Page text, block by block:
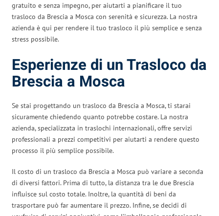
gratuito e senza impegno, per aiutarti a pianificare il tuo
trasloco da Brescia a Mosca con serenità e sicurezza. La nostra
azienda è qui per rendere il tuo trasloco il più semplice e senza
stress possibile.
Esperienze di un Trasloco da
Brescia a Mosca
Se stai progettando un trasloco da Brescia a Mosca, ti starai
sicuramente chiedendo quanto potrebbe costare. La nostra
azienda, specializzata in traslochi internazionali, offre servizi
professionali a prezzi competitivi per aiutarti a rendere questo
processo il più semplice possibile.
Il costo di un trasloco da Brescia a Mosca può variare a seconda
di diversi fattori. Prima di tutto, la distanza tra le due Brescia
influisce sul costo totale. Inoltre, la quantità di beni da
trasportare può far aumentare il prezzo. Infine, se decidi di